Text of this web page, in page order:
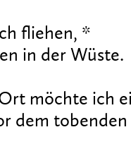
fliehen, *
in der Wüste.
möchte ich
dem tobenden